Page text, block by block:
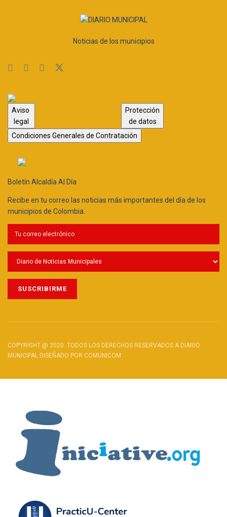
Noticias de los municipios
Aviso
legal
Protección
de datos
Condiciones Generales de Contratación
Boletín Alcaldía Al Día
Recibe en tu correo las noticias más importantes del día de los
municipios de Colombia.
COPYRIGHT @ 2020. TODOS LOS DERECHOS RESERVADOS A DIARIO
MUNICIPAL DISEÑADO POR COMUNICOM